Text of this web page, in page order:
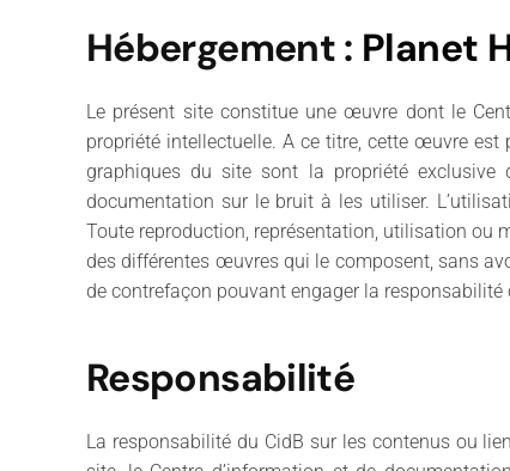
Hébergement: Planet
Le présent site constitue une œuvre dont le
propriété intellectuelle. A ce titre, cette œuvre
graphiques du site sont la propriété
documentation sur le bruit à les utiliser.
Toute reproduction, représentation, utilisation ou
des différentes œuvres qui le composent, sans
de contrefaçon pouvant engager la
Responsabilité
La responsabilité du CidB sur les contenus ou